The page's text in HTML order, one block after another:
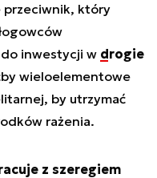
przeciwnik, który
inwestycji w drogie
wieloelementowe
by utrzymać
rażenia.
z szeregiem